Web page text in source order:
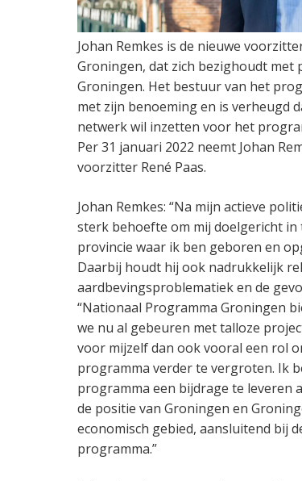
Johan Remkes is de nieuwe
Groningen, dat zich bezighoudt met
Groningen. Het bestuur van het
met zijn benoeming en is verheugd
netwerk wil inzetten voor het
Per 31 januari 2022 neemt Johan
voorzitter René Paas.
Johan Remkes: “Na mijn actieve
sterk behoefte om mij doelgericht
provincie waar ik ben geboren en
Daarbij houdt hij ook nadrukkelijk
aardbevingsproblematiek en de
“Nationaal Programma Groningen
we nu al gebeuren met talloze
voor mijzelf dan ook vooral een rol
programma verder te vergroten. Ik
programma een bijdrage te leveren
de positie van Groningen en
economisch gebied, aansluitend bij
programma.”